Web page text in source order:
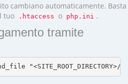
cambiano automaticamente. Basta
tuo
.htaccess o php.ini .
tramite